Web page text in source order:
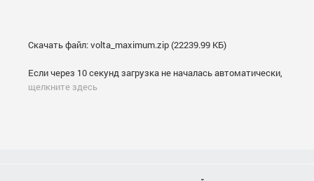
Скачать файл: volta_maximum.zip (22239.99 КБ)
Если через 10 секунд загрузка не началась автоматически,
щелкните здесь